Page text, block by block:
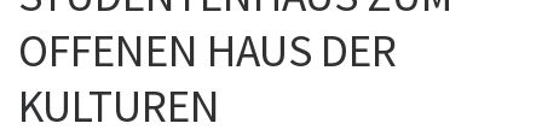
OFFENEN HAUS DER
KULTUREN